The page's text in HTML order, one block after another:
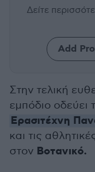
Δείτε
Add
Στην τελική
εμπόδιο οδεύει
Ερασιτέχνη
και τις
στον Βοτανικό.